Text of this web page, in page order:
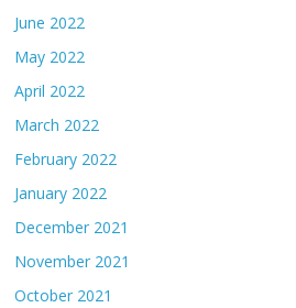
June 2022
May 2022
April 2022
March 2022
February 2022
January 2022
December 2021
November 2021
October 2021